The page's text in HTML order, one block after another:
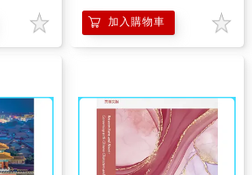
加入購物車